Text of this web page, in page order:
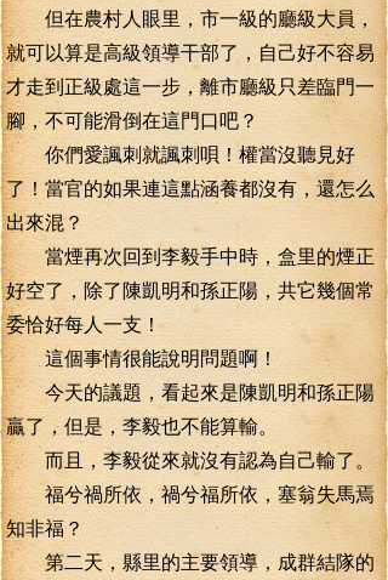
但在農村人眼里，市一級的廳級大員，
就可以算是高級領導干部了，自己好不容易
才走到正級處這一步，離市廳級只差臨門一
腳，不可能滑倒在這門口吧？
你們愛諷刺就諷刺唄！權當沒聽見好
了！當官的如果連這點涵養都沒有，還怎么
出來混？
當煙再次回到李毅手中時，盒里的煙正
好空了，除了陳凱明和孫正陽，共它幾個常
委恰好每人一支！
這個事情很能說明問題啊！
今天的議題，看起來是陳凱明和孫正陽
贏了，但是，李毅也不能算輸。
而且，李毅從來就沒有認為自己輸了。
福兮禍所依，禍兮福所依，塞翁失馬焉
知非福？
第二天，縣里的主要領導，成群結隊的